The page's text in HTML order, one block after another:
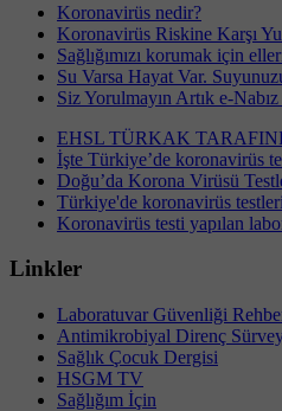
Koronavirüs nedir?
Koronavirüs Riskine Karşı
Sağlığımızı korumak için
Su Varsa Hayat Var.
Siz Yorulmayın Artık e-
EHSL TÜRKAK
İşte Türkiye’de koronavirüs
Doğu’da Korona Virüsü
Türkiye'de koronavirüs
Koronavirüs testi yapılan
Linkler
Laboratuvar Güvenliği
Antimikrobiyal Direnç
Sağlık Çocuk Dergisi
HSGM TV
Sağlığım İçin